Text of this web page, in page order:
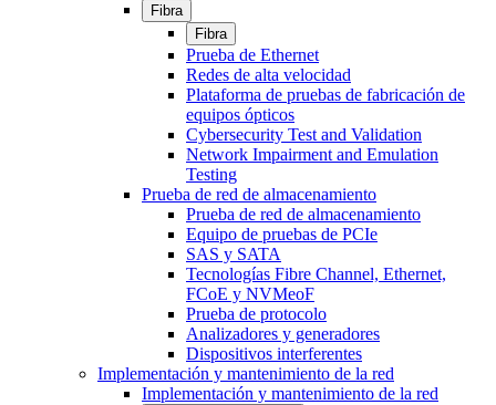
Fibra
Fibra
Prueba de Ethernet
Redes de alta velocidad
Plataforma de pruebas de fabricación de
equipos ópticos
Cybersecurity Test and Validation
Network Impairment and Emulation
Testing
Prueba de red de almacenamiento
Prueba de red de almacenamiento
Equipo de pruebas de PCIe
SAS y SATA
Tecnologías Fibre Channel, Ethernet,
FCoE y NVMeoF
Prueba de protocolo
Analizadores y generadores
Dispositivos interferentes
Implementación y mantenimiento de la red
Implementación y mantenimiento de la red